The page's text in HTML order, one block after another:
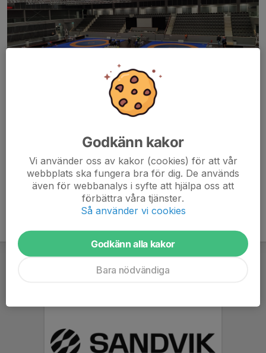
Jonas Florentin 070-356 53 56
sandvikensbrottarklubb@gmail.com
Godkänn kakor
Vi använder oss av kakor (cookies) för att vår
webbplats ska fungera bra för dig. De används
även för webbanalys i syfte att hjälpa oss att
förbättra våra tjänster.
Så använder vi cookies
Godkänn alla kakor
Bara nödvändiga